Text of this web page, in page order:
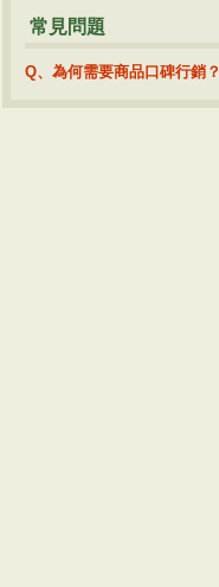
常見問題
Q、為何需要商品口碑行銷？